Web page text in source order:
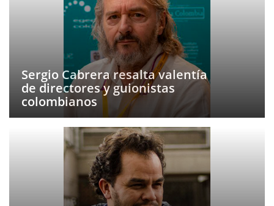
Sergio Cabrera resalta valentía
de directores y guionistas
colombianos